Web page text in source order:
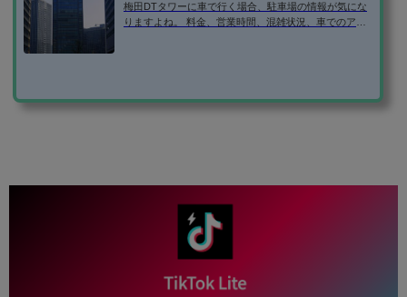
梅田DTタワーに車で行く場合、駐車場の情報が気にな
りますよね。 料金、営業時間、混雑状況、車でのアク
大阪府大阪市北区梅田1-10-1駐車場マップパーキングナ